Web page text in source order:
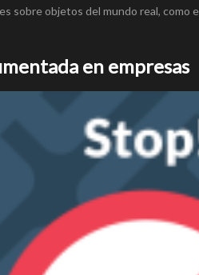
sobre objetos del mundo real, como
en empresas